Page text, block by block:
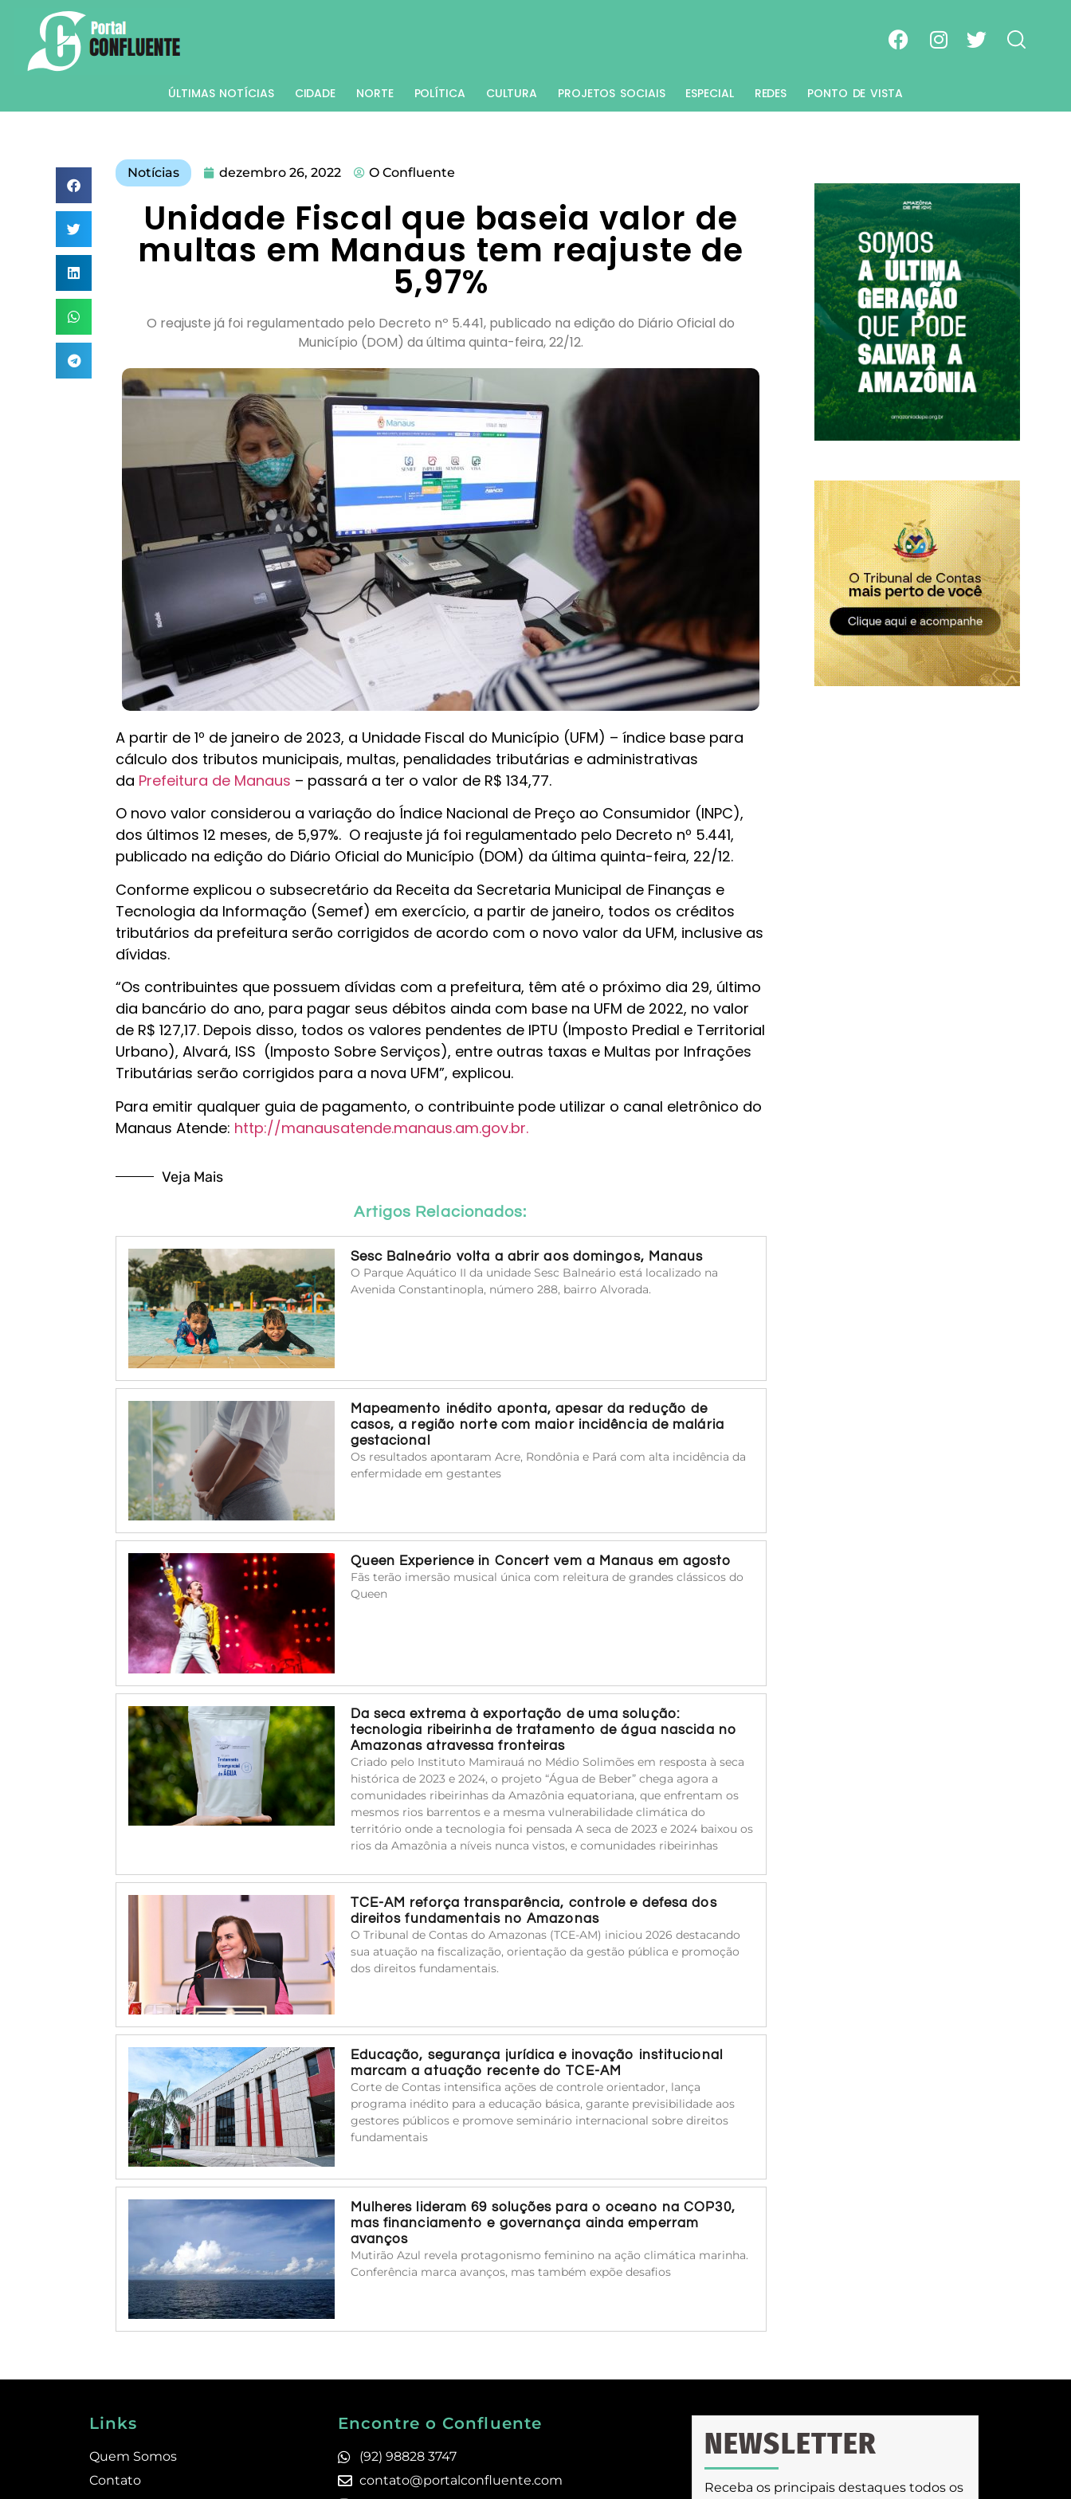
ÚLTIMAS NOTÍCIAS CIDADE NORTE POLÍTICA CULTURA PROJETOS SOCIAIS ESPECIAL REDES PONTO DE VISTA
Notícias dezembro 26, 2022 O Confluente
Unidade Fiscal que baseia valor de
multas em Manaus tem reajuste de
5,97%
O reajuste já foi regulamentado pelo Decreto nº 5.441, publicado na edição do Diário Oficial do
Município (DOM) da última quinta-feira, 22/12.
A partir de 1º de janeiro de 2023, a Unidade Fiscal do Município (UFM) – índice base para
cálculo dos tributos municipais, multas, penalidades tributárias e administrativas
da Prefeitura de Manaus – passará a ter o valor de R$ 134,77.
O novo valor considerou a variação do Índice Nacional de Preço ao Consumidor (INPC),
dos últimos 12 meses, de 5,97%. O reajuste já foi regulamentado pelo Decreto nº 5.441,
publicado na edição do Diário Oficial do Município (DOM) da última quinta-feira, 22/12.
Conforme explicou o subsecretário da Receita da Secretaria Municipal de Finanças e
Tecnologia da Informação (Semef) em exercício, a partir de janeiro, todos os créditos
tributários da prefeitura serão corrigidos de acordo com o novo valor da UFM, inclusive as
dívidas.
“Os contribuintes que possuem dívidas com a prefeitura, têm até o próximo dia 29, último
dia bancário do ano, para pagar seus débitos ainda com base na UFM de 2022, no valor
de R$ 127,17. Depois disso, todos os valores pendentes de IPTU (Imposto Predial e Territorial
Urbano), Alvará, ISS (Imposto Sobre Serviços), entre outras taxas e Multas por Infrações
Tributárias serão corrigidos para a nova UFM”, explicou.
Para emitir qualquer guia de pagamento, o contribuinte pode utilizar o canal eletrônico do
Manaus Atende: http://manausatende.manaus.am.gov.br.
Veja Mais
Artigos Relacionados:
Sesc Balneário volta a abrir aos domingos, Manaus
O Parque Aquático II da unidade Sesc Balneário está localizado na
Avenida Constantinopla, número 288, bairro Alvorada.
Mapeamento inédito aponta, apesar da redução de
casos, a região norte com maior incidência de malária
gestacional
Os resultados apontaram Acre, Rondônia e Pará com alta incidência da
enfermidade em gestantes
Queen Experience in Concert vem a Manaus em agosto
Fãs terão imersão musical única com releitura de grandes clássicos do
Queen
Da seca extrema à exportação de uma solução:
tecnologia ribeirinha de tratamento de água nascida no
Amazonas atravessa fronteiras
Criado pelo Instituto Mamirauá no Médio Solimões em resposta à seca
histórica de 2023 e 2024, o projeto “Água de Beber” chega agora a
comunidades ribeirinhas da Amazônia equatoriana, que enfrentam os
mesmos rios barrentos e a mesma vulnerabilidade climática do
território onde a tecnologia foi pensada A seca de 2023 e 2024 baixou os
rios da Amazônia a níveis nunca vistos, e comunidades ribeirinhas
TCE-AM reforça transparência, controle e defesa dos
direitos fundamentais no Amazonas
O Tribunal de Contas do Amazonas (TCE-AM) iniciou 2026 destacando
sua atuação na fiscalização, orientação da gestão pública e promoção
dos direitos fundamentais.
Educação, segurança jurídica e inovação institucional
marcam a atuação recente do TCE-AM
Corte de Contas intensifica ações de controle orientador, lança
programa inédito para a educação básica, garante previsibilidade aos
gestores públicos e promove seminário internacional sobre direitos
fundamentais
Mulheres lideram 69 soluções para o oceano na COP30,
mas financiamento e governança ainda emperram
avanços
Mutirão Azul revela protagonismo feminino na ação climática marinha.
Conferência marca avanços, mas também expõe desafios
Links
Quem Somos
Contato
Encontre o Confluente
(92) 98828 3747
contato@portalconfluente.com
NEWSLETTER
Receba os principais destaques todos os